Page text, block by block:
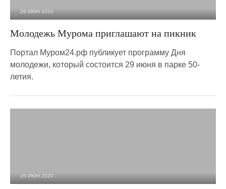
26 ИЮН 2024
Молодежь Мурома приглашают на пикник
Портал Муром24.рф публикует программу Дня
молодежи, который состоится 29 июня в парке 50-
летия.
26 ИЮН 2024